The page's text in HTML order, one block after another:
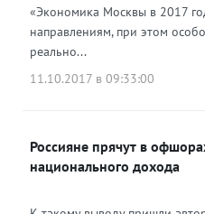
«Экономика Москвы в 2017
направлениям, при этом
реально...
11.10.2017 в 09:33:00
Россияне прячут в
национального дохода